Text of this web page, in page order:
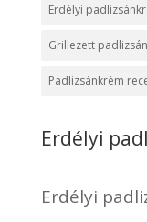
Erdélyi
Grillezett
Padlizsánkrém
Erdélyi
Erdélyi